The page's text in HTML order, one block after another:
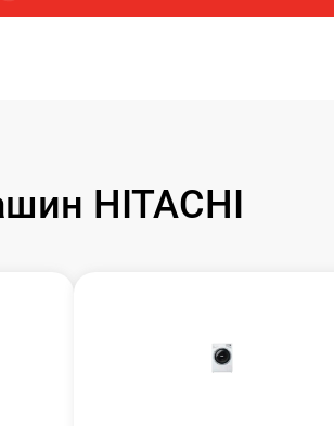
HITACHI